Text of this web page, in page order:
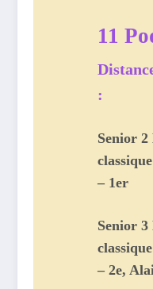
11
:
Senior
– 1er
Senior
– 2e,